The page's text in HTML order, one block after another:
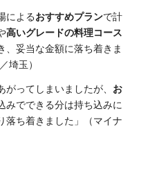
によるおすすめプランで計
高いグレードの料理コース
、妥当な金額に落ち着きま
埼玉）
ってしまいましたが、 お
みでできる分は持ち込みに
落ち着きました」（マイナ